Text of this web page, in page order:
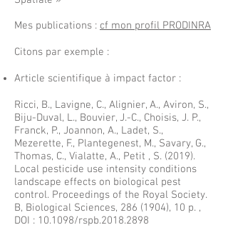
Mes publications : ​cf mon profil PRODINRA
Citons par exemple :
​Article scientifique à impact factor :
Ricci, B., Lavigne, C., Alignier, A., Aviron, S.,
Biju-Duval, L., Bouvier, J.-C., Choisis, J. P.,
Franck, P., Joannon, A., Ladet, S.,
Mezerette, F., Plantegenest, M., Savary, G.,
Thomas, C., Vialatte, A., Petit , S. (2019).
Local pesticide use intensity conditions
landscape effects on biological pest
control. Proceedings of the Royal Society.
B, Biological Sciences, 286 (1904), 10 p. ,
DOI : 10.1098/rspb.2018.2898